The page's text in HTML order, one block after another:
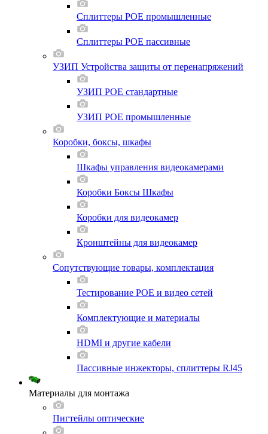
Сплиттеры POE промышленные
Сплиттеры POE пассивные
УЗИП Устройства защиты от перенапряжений
УЗИП POE стандартные
УЗИП POE промышленные
Коробки, боксы, шкафы
Шкафы управления видеокамерами
Коробки Боксы Шкафы
Коробки для видеокамер
Кронштейны для видеокамер
Сопутствующие товары, комплектация
Тестирование POE и видео сетей
Комплектующие и материалы
HDMI и другие кабели
Пассивные инжекторы, сплиттеры RJ45
Материалы для монтажа
Пигтейлы оптические